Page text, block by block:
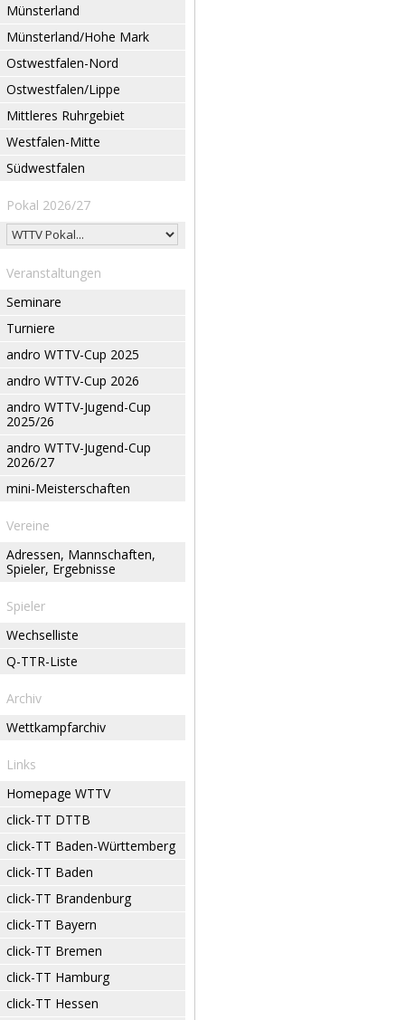
Münsterland
Münsterland/Hohe Mark
Ostwestfalen-Nord
Ostwestfalen/Lippe
Mittleres Ruhrgebiet
Westfalen-Mitte
Südwestfalen
Pokal 2026/27
Veranstaltungen
Seminare
Turniere
andro WTTV-Cup 2025
andro WTTV-Cup 2026
andro WTTV-Jugend-Cup
2025/26
andro WTTV-Jugend-Cup
2026/27
mini-Meisterschaften
Vereine
Adressen, Mannschaften,
Spieler, Ergebnisse
Spieler
Wechselliste
Q-TTR-Liste
Archiv
Wettkampfarchiv
Links
Homepage WTTV
click-TT DTTB
click-TT Baden-Württemberg
click-TT Baden
click-TT Brandenburg
click-TT Bayern
click-TT Bremen
click-TT Hamburg
click-TT Hessen